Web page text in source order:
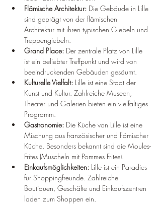
Flämische Architektur: Die Gebäude in Lille
sind geprägt von der flämischen
Architektur mit ihren typischen Giebeln und
Treppengiebeln.
Grand Place: Der zentrale Platz von Lille
ist ein beliebter Treffpunkt und wird von
beeindruckenden Gebäuden gesäumt.
Kulturelle Vielfalt: Lille ist eine Stadt der
Kunst und Kultur. Zahlreiche Museen,
Theater und Galerien bieten ein vielfältiges
Programm.
Gastronomie: Die Küche von Lille ist eine
Mischung aus französischer und flämischer
Küche. Besonders bekannt sind die Moules-
Frites (Muscheln mit Pommes Frites).
Einkaufsmöglichkeiten: Lille ist ein Paradies
für Shoppingfreunde. Zahlreiche
Boutiquen, Geschäfte und Einkaufszentren
laden zum Shoppen ein.